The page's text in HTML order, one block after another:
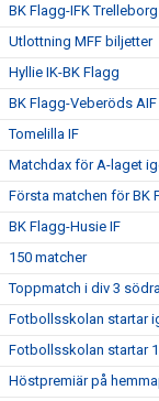
BK Flagg-IFK Trelleborg
Utlottning MFF biljetter
Hyllie IK-BK Flagg
BK Flagg-Veberöds AIF
Tomelilla IF
Matchdax för A-laget
Första matchen för BK
BK Flagg-Husie IF
150 matcher
Toppmatch i div 3 södra
Fotbollsskolan startar
Fotbollsskolan startar
Höstpremiär på